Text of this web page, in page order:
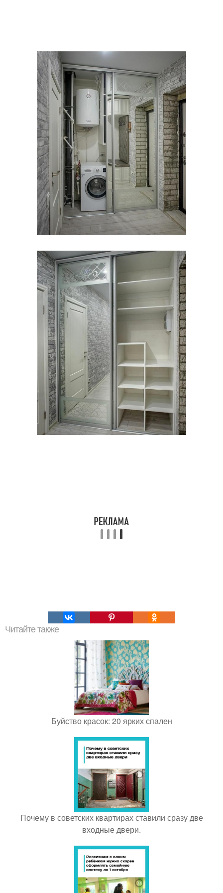
Читайте также
Буйство красок: 20 ярких спален
Почему в советских квартирах ставили сразу две
входные двери.